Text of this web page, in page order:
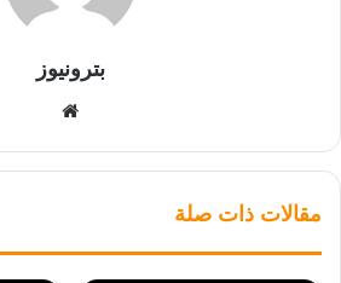
بترونيوز
مقالات ذات صلة